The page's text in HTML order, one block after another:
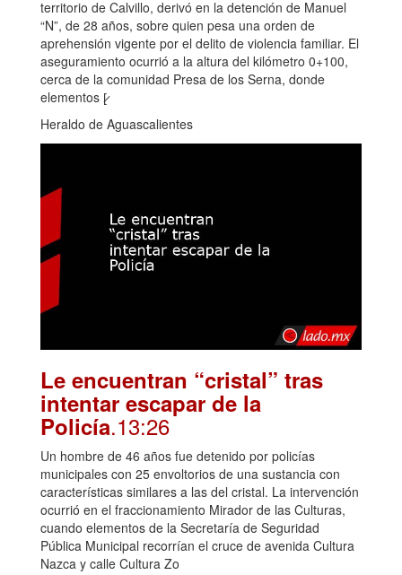
territorio de Calvillo, derivó en la detención de Manuel
“N”, de 28 años, sobre quien pesa una orden de
aprehensión vigente por el delito de violencia familiar. El
aseguramiento ocurrió a la altura del kilómetro 0+100,
cerca de la comunidad Presa de los Serna, donde
elementos [̷
Heraldo de Aguascalientes
Le encuentran “cristal” tras
intentar escapar de la
Policía.13:26
Un hombre de 46 años fue detenido por policías
municipales con 25 envoltorios de una sustancia con
características similares a las del cristal. La intervención
ocurrió en el fraccionamiento Mirador de las Culturas,
cuando elementos de la Secretaría de Seguridad
Pública Municipal recorrían el cruce de avenida Cultura
Nazca y calle Cultura Zo